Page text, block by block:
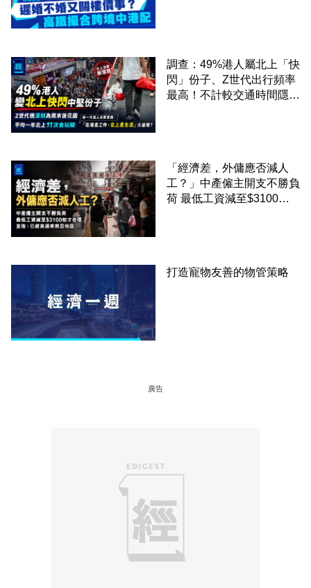
調查：49%港人屬北上「快
閃」份子、Z世代出行頻率
最高！不計較交通時間隱形
「經濟差，外傭應否減人
工？」中產僱主開支不勝負
荷 最低工資減至$3100蚊
打造寵物友善的物管策略
廣告